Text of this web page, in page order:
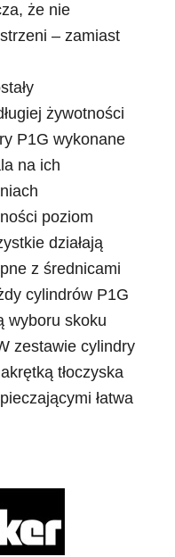
że ​​nie
– zamiast
żywotności
P1G wykonane
na ich
poziom
działają
z średnicami
cylindrów P1G
wyboru skoku
zestawie cylindry
tłoczyska
łatwa